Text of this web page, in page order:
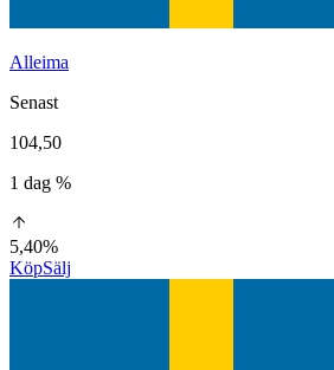
Alleima
Senast
104,50
1 dag %
5,40%
KöpSälj